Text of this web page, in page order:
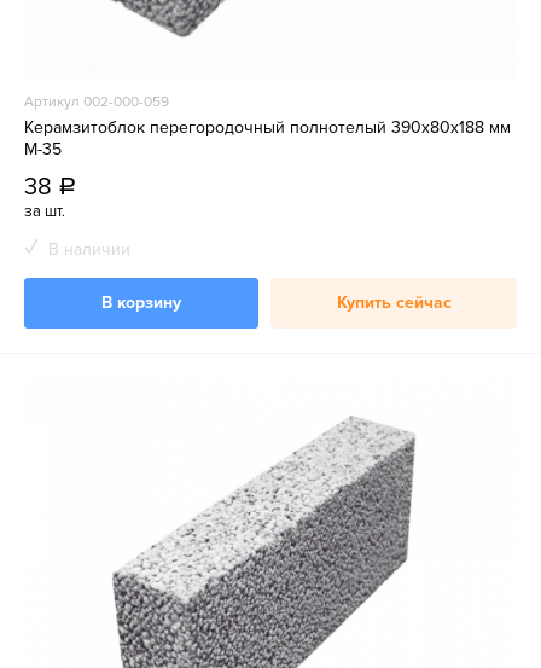
Артикул 002-000-059
Керамзитоблок перегородочный полнотелый 390x80x188 мм
М-35
38 a
за шт.
В наличии
В корзину Купить сейчас